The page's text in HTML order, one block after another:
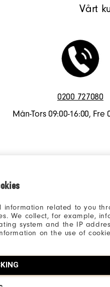
information related to you
We collect, for example,
system and the IP
on the use of
Vårt
0200 727080
Mån-Tors 09:00-16:00, Fre